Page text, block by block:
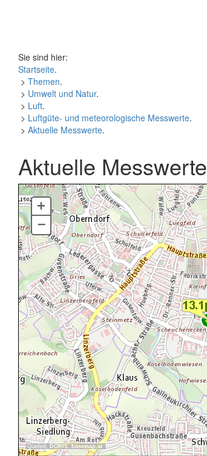
Sie sind hier:
Startseite.
> Themen.
> Umwelt und Natur.
> Luft.
> Luftgüte- und meteorologische Messwerte.
> Aktuelle Messwerte.
Aktuelle Messwerte
Quellen: DORIS, basemap.at
+
–